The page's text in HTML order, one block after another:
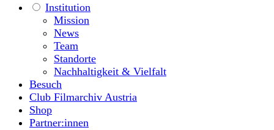
Institution
Mission
News
Team
Standorte
Nachhaltigkeit & Vielfalt
Besuch
Club Filmarchiv Austria
Shop
Partner:innen